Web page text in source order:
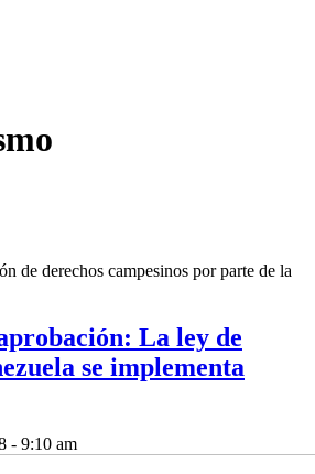
de derechos campesinos por parte de la
La ley de
se implementa
- 9:10 am